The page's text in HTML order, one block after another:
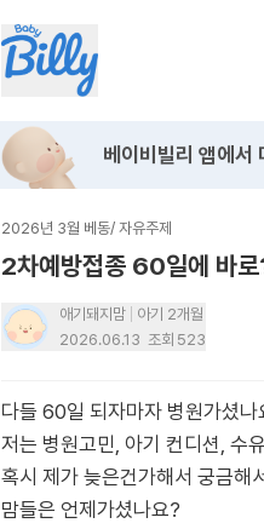
베이비빌리 앱에서
2026년 3월 베동/ 자유주제
2차예방접종 60일에 바
애기돼지맘
아기 2개월
2026.06.13 조회 523
다들 60일 되자마자 병원가셨나
저는 병원고민, 아기 컨디션, 수
혹시 제가 늦은건가해서 궁금해
맘들은 언제가셨나요?